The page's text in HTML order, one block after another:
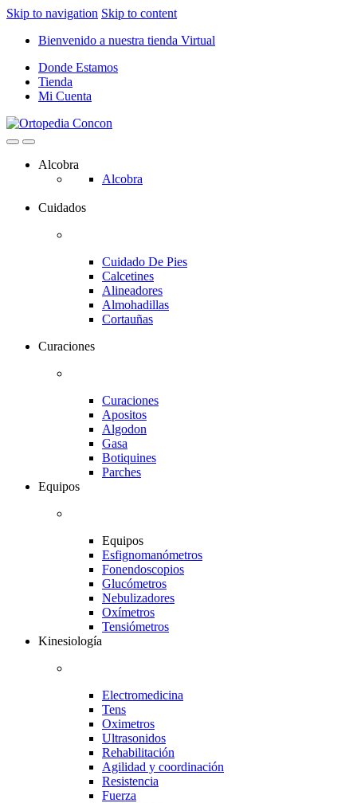
Skip to navigation Skip to content
Bienvenido a nuestra tienda Virtual
Donde Estamos
Tienda
Mi Cuenta
Alcobra
Alcobra
Cuidados
Cuidado De Pies
Calcetines
Alineadores
Almohadillas
Cortauñas
Curaciones
Curaciones
Apositos
Algodon
Gasa
Botiquines
Parches
Equipos
Equipos
Esfignomanómetros
Fonendoscopios
Glucómetros
Nebulizadores
Oxímetros
Tensiómetros
Kinesiología
Electromedicina
Tens
Oximetros
Ultrasonidos
Rehabilitación
Agilidad y coordinación
Resistencia
Fuerza